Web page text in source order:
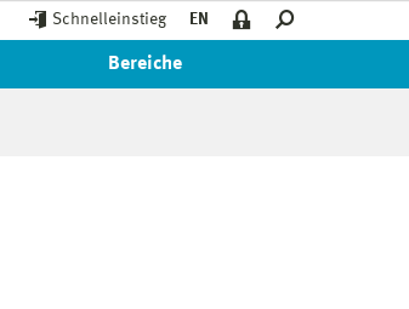
Schnelleinstieg EN
Bereiche